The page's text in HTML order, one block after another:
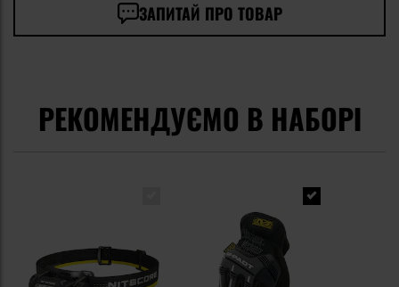
ЗАПИТАЙ ПРО ТОВАР
РЕКОМЕНДУЄМО В НАБОРІ